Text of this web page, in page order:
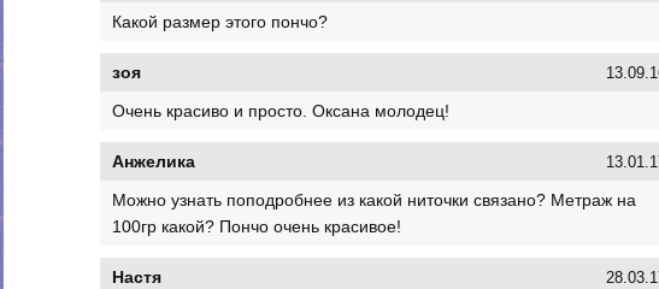
Какой размер этого пончо?
зоя
Очень красиво и просто. Оксана молодец!
Анжелика
Можно узнать поподробнее из какой ниточки связано? Метраж на
100гр какой? Пончо очень красивое!
Настя